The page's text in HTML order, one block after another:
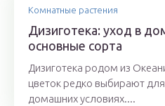
Комнатные растения
Дизиготека: уход в
основные сорта
Дизиготека родом из
цветок редко выбирают
домашних условиях....